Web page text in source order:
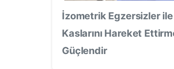
İzometrik Egzersizler ile
Kaslarını Hareket
Güçlendir